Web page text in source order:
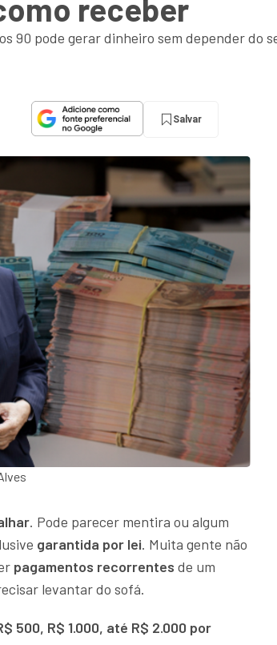
receber
90 pode gerar dinheiro sem depender do
Salvar
. Pode parecer mentira ou algum
garantida por lei. Muita gente não
pagamentos recorrentes de um
levantar do sofá.
500, R$ 1.000, até R$ 2.000 por